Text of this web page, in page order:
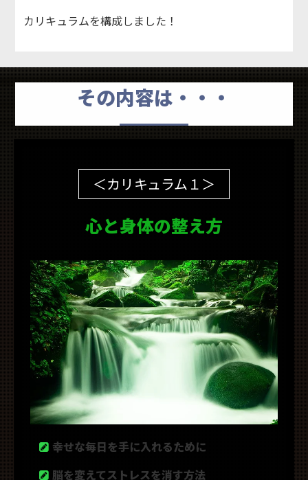
カリキュラムを構成しました！
その内容は・・・
＜カリキュラム１＞
心と身体の整え方
幸せな毎日を手に入れるために
脳を変えてストレスを消す方法